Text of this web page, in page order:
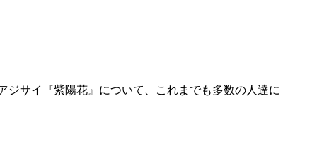
サイ『紫陽花』について、これまでも多数の人達に